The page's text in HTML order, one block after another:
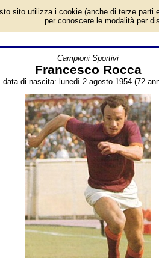
Rocca - età - Almanacco
foto, qual è la data di nascita, età, dove è
e osservatore della Nazionale
Campioni Sportivi
Francesco Rocca
data di nascita: lunedì 2 agosto 1954 (72
sito utilizza i cookie (anche di terze parti
per conoscere le modalità per